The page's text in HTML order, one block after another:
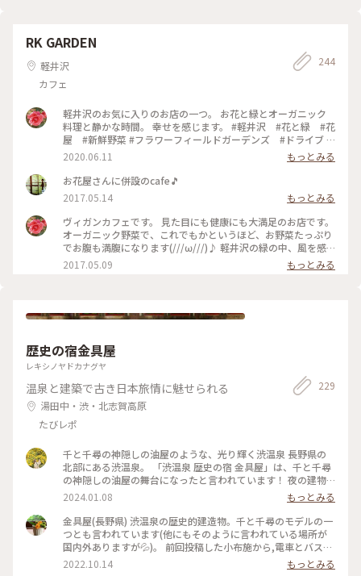
見られますよ(^_^)v ユーザーさんの投稿を見たときの衝撃🤩
うわっ(゜ロ゜; 何て素敵なカフェ☕️😌✨‼️ ちょうど諏訪大社巡
りをしたかったので、ここも予定に入れよう🎵 カフェを目的
にするなんて今までの旅にはなかったんですよ😆 それからの
旅は、素敵なカフェや食事処を旅の計画に入れることにしまし
チン接種が終了したので、これから活動開始です（~▽~＠）
♪♪♪ #諏訪大社上社本宮 #私のことりっぷ原点 #ここから旅
が変わった
RK GARDEN
軽井沢
カフェ
244
軽井沢のお気に入りのお店の一つ。 お花と緑とオーガニック
料理と静かな時間。 幸せを感じます。 #軽井沢 #花と緑 #花
屋 #新鮮野菜 #フラワーフィールドガーデンズ #ドライブ #
2020.06.11
もっとみる
お花屋さんに併設のcafe🎵
2017.05.14
もっとみる
ヴィガンカフェです。 見た目にも健康にも大満足のお店です。
オーガニック野菜で、これでもかというほど、お野菜たっぷり
でお腹も満腹になります(///ω///)♪ 軽井沢の緑の中、風を感
じながら、ゆったり朝食が楽しめます❤ #かおる #野菜 #オ
ーガニック野菜 #朝食 #軽井沢 #風 #緑 #カフェ #自
2017.05.09 もっとみる
歴史の宿金具屋
レキシノヤドカナグヤ
温泉と建築で古き日本旅情に魅せられる
湯田中・渋・北志賀高原
たびレポ
229
千と千尋の神隠しの油屋のような、光り輝く渋温泉 長野県の
北部にある渋温泉。 「渋温泉 歴史の宿 金具屋」は、千と千尋
の神隠しの油屋の舞台になったと言われています！ 夜の建物
は、本当に綺麗でした...！✨️ 渋温泉は、9つの外湯があり、「9
湯めぐり」ができます！ 熱い温泉に浸かって、寒い外気にあた
って、綺麗な夜景を眺めて... そんな素敵な冬を過ごすことが出
来ました☃❄ #冬の旅 #ベストトリップ2023 #私のことりっぷ
旅 #渋温泉 #長野旅行 #金具屋
2024.01.08
もっとみる
金具屋(長野県) 渋温泉の歴史的建造物。千と千尋のモデルの一
つとも言われています(他にもそのように言われている場所が
国内外ありますが💦)。 前回投稿した小布施から,電車とバスで
移動できる,ここ渋温泉。外湯めぐりもそれぞれの湯ごとに効
能が異なるとされ,湯比べも楽しい温泉街です。是非とも小布
2022.10.14 もっとみる